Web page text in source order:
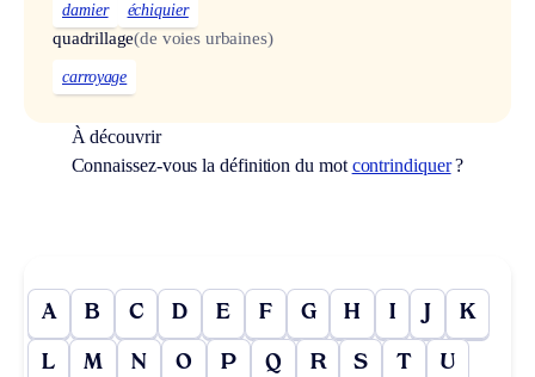
damier échiquier
quadrillage(de voies urbaines)
carroyage
À découvrir
Connaissez-vous la définition du mot contrindiquer?
A B C D E F G H I J K
L M N O P Q R S T U